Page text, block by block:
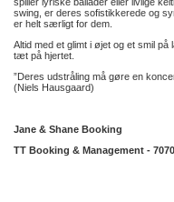
swing, er deres sofistikkerede og
er helt særligt for dem.
Altid med et glimt i øjet og et smil
tæt på hjertet.
”Deres udstråling må gøre en
(Niels Hausgaard)
Jane & Shane Booking
TT Booking & Management -